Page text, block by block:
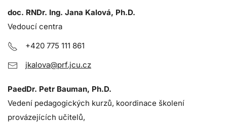
doc. RNDr. Ing. Jana Kalová, Ph.D.
Vedoucí centra
+420 775 111 861
jkalova@prf.jcu.cz
PaedDr. Petr Bauman, Ph.D.
Vedení pedagogických kurzů, koordinace školení
provázejících učitelů,